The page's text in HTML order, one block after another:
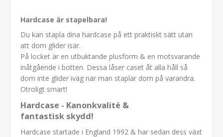
Hardcase är stapelbara!
Du kan stapla dina hardcase på ett praktiskt sätt utan
att dom glider isär.
På locket är en utbuktande plusform & en motsvarande
inåtgående i botten. Dessa låser caset åt alla håll så
dom inte glider iväg när man staplar dom på varandra.
Otroligt smart!
Hardcase - Kanonkvalité &
fantastisk skydd!
Hardcase startade i England 1992 & har sedan dess växt